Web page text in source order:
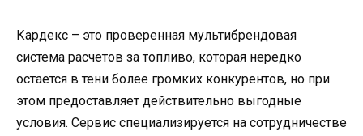
Кардекс – это проверенная мультибрендовая
система расчетов за топливо, которая нередко
остается в тени более громких конкурентов, но при
этом предоставляет действительно выгодные
условия. Сервис специализируется на сотрудничестве